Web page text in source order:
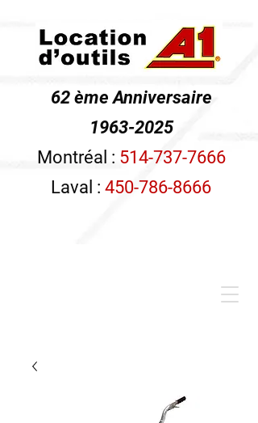
62 ème Anniversaire
1963-2025
Montréal : 514-737-7666
Laval : 450-786-8666